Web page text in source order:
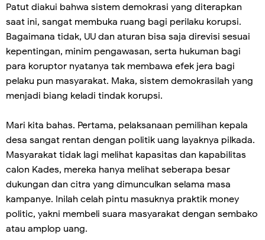
Patut diakui bahwa sistem demokrasi yang diterapkan
saat ini, sangat membuka ruang bagi perilaku korupsi.
Bagaimana tidak, UU dan aturan bisa saja direvisi sesuai
kepentingan, minim pengawasan, serta hukuman bagi
para koruptor nyatanya tak membawa efek jera bagi
pelaku pun masyarakat. Maka, sistem demokrasilah yang
menjadi biang keladi tindak korupsi.
Mari kita bahas. Pertama, pelaksanaan pemilihan kepala
desa sangat rentan dengan politik uang layaknya pilkada.
Masyarakat tidak lagi melihat kapasitas dan kapabilitas
calon Kades, mereka hanya melihat seberapa besar
dukungan dan citra yang dimunculkan selama masa
kampanye. Inilah celah pintu masuknya praktik money
politic, yakni membeli suara masyarakat dengan sembako
atau amplop uang.